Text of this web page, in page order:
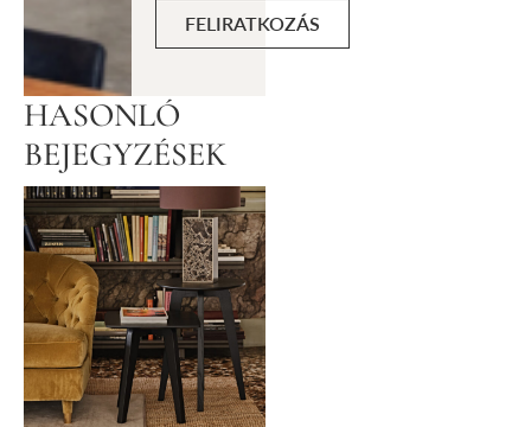
FELIRATKOZÁS
HASONLÓ
BEJEGYZÉSEK